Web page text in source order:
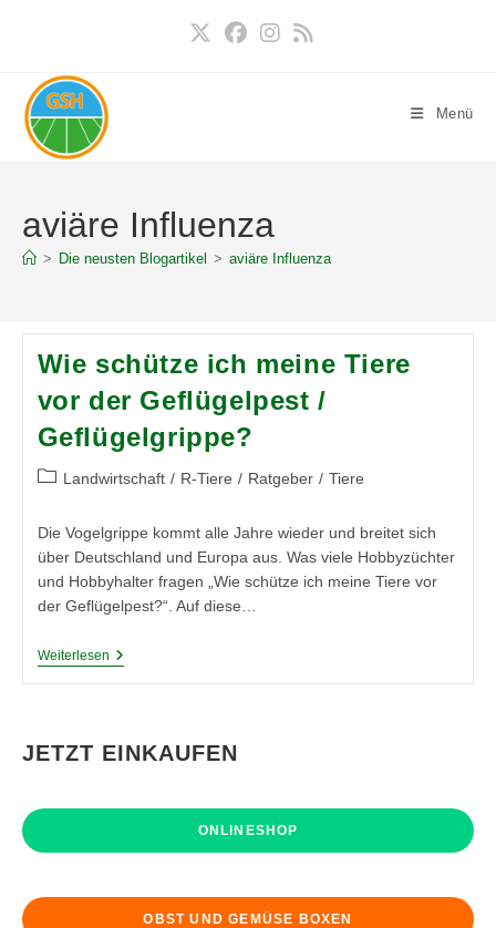
Menü
aviäre Influenza
> Die neusten Blogartikel > aviäre Influenza
Wie schütze ich meine Tiere
vor der Geflügelpest /
Geflügelgrippe?
Beitrags-
Landwirtschaft / R-Tiere / Ratgeber / Tiere
Die Vogelgrippe kommt alle Jahre wieder und breitet sich
über Deutschland und Europa aus. Was viele Hobbyzüchter
und Hobbyhalter fragen „Wie schütze ich meine Tiere vor
der Geflügelpest?“. Auf diese…
WeiterlesenWie
Vor
Der
JETZT EINKAUFEN
ONLINESHOP
OBST UND GEMÜSE BOXEN